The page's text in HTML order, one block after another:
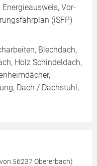
Vor-
(iSFP)
Blechdach,
Holz Schindeldach,
Dach / Dachstuhl,
56237 Obererbach)